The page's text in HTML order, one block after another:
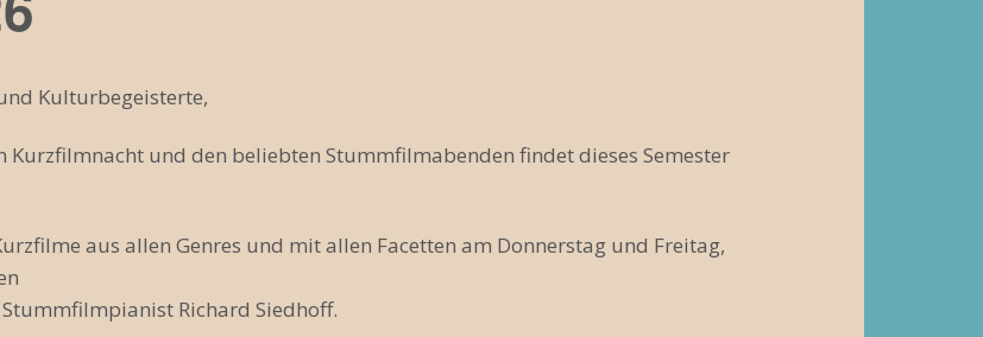
Kulturbegeisterte,
und den beliebten Stummfilmabenden findet dieses Semester
aus allen Genres und mit allen Facetten am Donnerstag und Freitag,
Richard Siedhoff.